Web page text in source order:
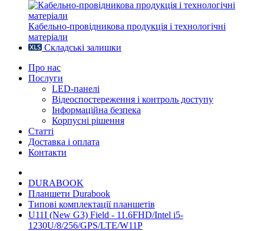
Кабельно-провідникова продукція і технологічні
матеріали
Складські залишки
Про нас
Послуги
LED-панелі
Відеоспостереження і контроль доступу
Інформаційна безпека
Корпусні рішення
Статті
Доставка і оплата
Контакти
DURABOOK
Планшети Durabook
Типові комплектації планшетів
U11I (New G3) Field - 11.6FHD/Intel i5-
1230U/8/256/GPS/LTE/W11P